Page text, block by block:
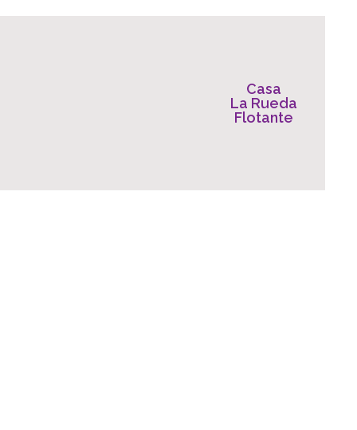
Casa
La Rueda
Flotante